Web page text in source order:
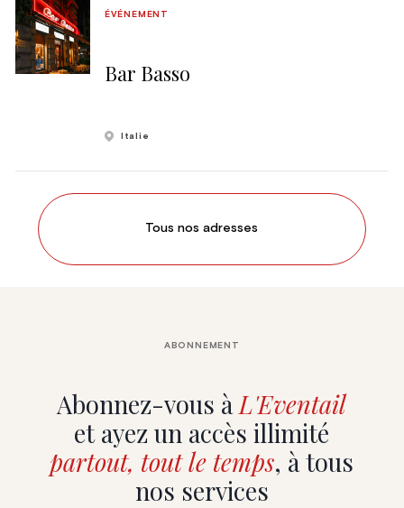
Bar Basso
ÉVÉNEMENT
Italie
Tous nos adresses
Abonnez-vous àL'Eventail
et ayez un accès illimité
partout, tout le temps, à tous
nos services
ABONNEMENT